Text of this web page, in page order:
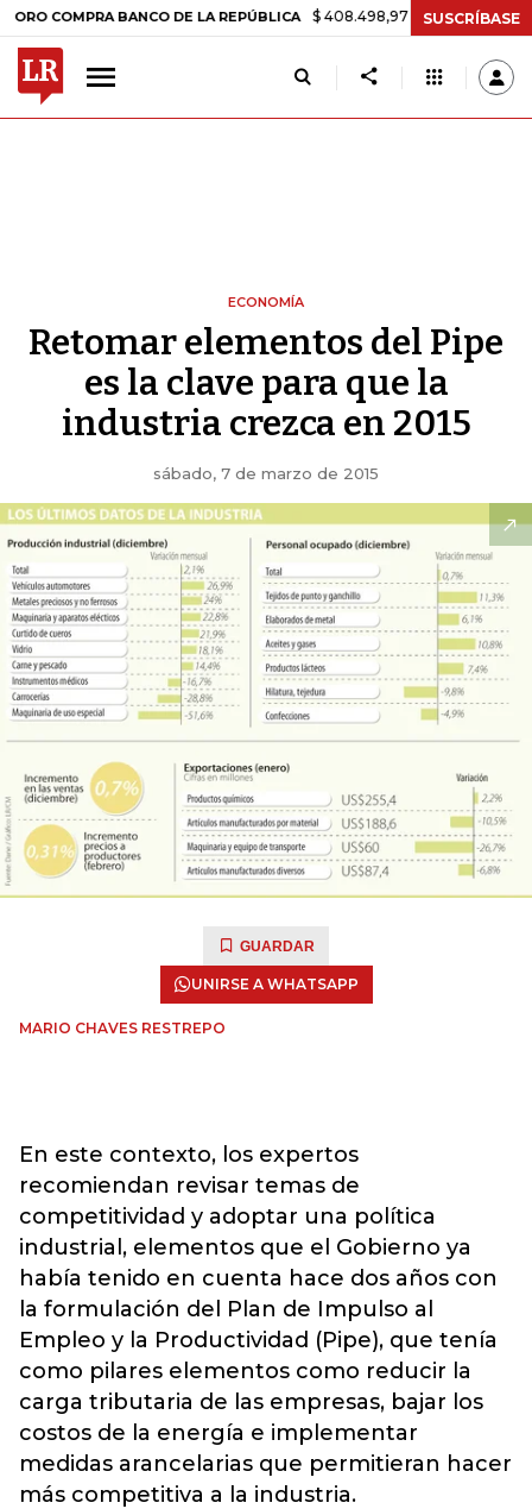
BANCO DE LA REPÚBLICA $ 408.498,97 +$ 8.753,81 +2,19%
SUSCRÍBASE
ECONOMÍA
Retomar elementos del Pipe
es la clave para que la
industria crezca en 2015
sábado, 7 de marzo de 2015
GUARDAR
UNIRSE A WHATSAPP
MARIO CHAVES RESTREPO
En este contexto, los expertos
recomiendan revisar temas de
competitividad y adoptar una política
industrial, elementos que el Gobierno ya
había tenido en cuenta hace dos años con
la formulación del Plan de Impulso al
Empleo y la Productividad (Pipe), que tenía
como pilares elementos como reducir la
carga tributaria de las empresas, bajar los
costos de la energía e implementar
medidas arancelarias que permitieran hacer
más competitiva a la industria.